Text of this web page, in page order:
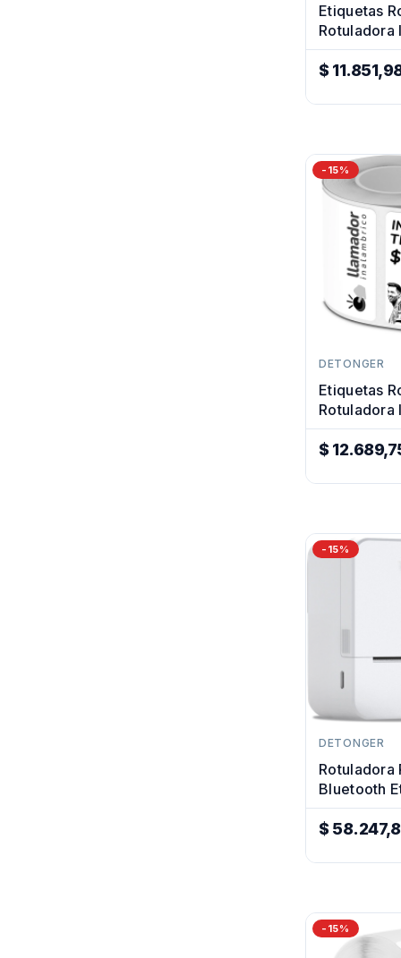
Etiquetas
Rotuladora
Termica
$
Precio
Regular
-15%
DETONGER
Etiquetas
Rotuladora
Termica
$
Precio
Regular
-15%
DETONGER
Rotuladora
Bluetooth
Manual
$
Precio
Regular
-15%